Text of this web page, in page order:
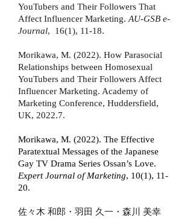
YouTubers and Their Followers That
Affect Influencer Marketing. AU-GSB e-
Journal, 16(1), 11-18.
Morikawa, M. (2022). How Parasocial
Relationships between Homosexual
YouTubers and Their Followers Affect
Influencer Marketing. Academy of
Marketing Conference, Huddersfield,
UK, 2022.7.
Morikawa, M. (2022). The Effective
Paratextual Messages of the Japanese
Gay TV Drama Series Ossan’s Love.
Expert Journal of Marketing, 10(1), 11-
20.
佐々木 和郎・羽田 久一・森川 美幸